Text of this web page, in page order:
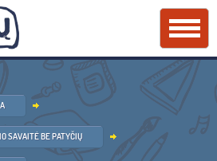
SAVAITĖ BE PATYČIŲ